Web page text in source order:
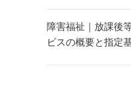
障害福祉｜放課後
ビスの概要と指定